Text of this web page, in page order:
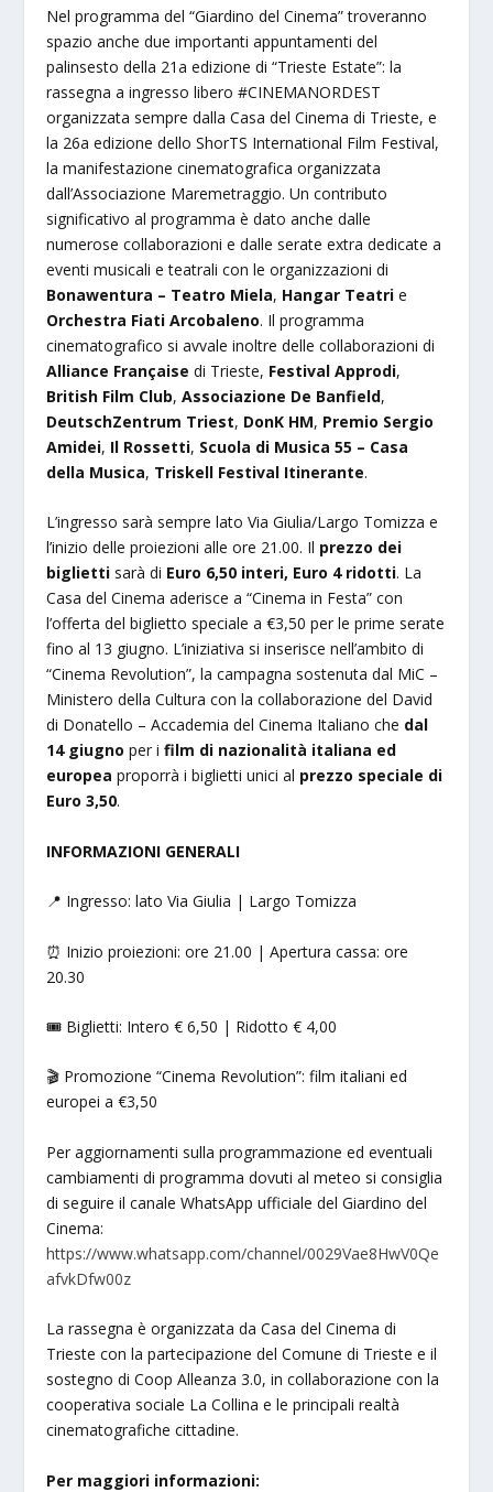
Nel programma del “Giardino del Cinema” troveranno
spazio anche due importanti appuntamenti del
palinsesto della 21a edizione di “Trieste Estate”: la
rassegna a ingresso libero #CINEMANORDEST
organizzata sempre dalla Casa del Cinema di Trieste, e
la 26a edizione dello ShorTS International Film Festival,
la manifestazione cinematografica organizzata
dall’Associazione Maremetraggio. Un contributo
significativo al programma è dato anche dalle
numerose collaborazioni e dalle serate extra dedicate a
eventi musicali e teatrali con le organizzazioni di
Bonawentura – Teatro Miela, Hangar Teatri e
Orchestra Fiati Arcobaleno. Il programma
cinematografico si avvale inoltre delle collaborazioni di
Alliance Française di Trieste, Festival Approdi,
British Film Club,Associazione De Banfield,
DeutschZentrum Triest, DonK HM, Premio Sergio
Amidei, Il Rossetti, Scuola di Musica 55 – Casa
della Musica, Triskell Festival Itinerante.
L’ingresso sarà sempre lato Via Giulia/Largo Tomizza e
l’inizio delle proiezioni alle ore 21.00. Il prezzo dei
biglietti sarà di Euro 6,50 interi, Euro 4 ridotti. La
Casa del Cinema aderisce a “Cinema in Festa” con
l’offerta del biglietto speciale a €3,50 per le prime serate
fino al 13 giugno. L’iniziativa si inserisce nell’ambito di
“Cinema Revolution”, la campagna sostenuta dal MiC –
Ministero della Cultura con la collaborazione del David
di Donatello – Accademia del Cinema Italiano che dal
14 giugnoper ifilm di nazionalità italiana ed
europea proporrà i biglietti unici al prezzo speciale di
Euro 3,50.
INFORMAZIONI GENERALI
📍 Ingresso: lato Via Giulia | Largo Tomizza
⏰ Inizio proiezioni: ore 21.00 | Apertura cassa: ore
20.30
🎟️ Biglietti: Intero € 6,50 | Ridotto € 4,00
🎬 Promozione “Cinema Revolution”: film italiani ed
europei a €3,50
Per aggiornamenti sulla programmazione ed eventuali
cambiamenti di programma dovuti al meteo si consiglia
di seguire il canale WhatsApp ufficiale del Giardino del
Cinema:
https://www.whatsapp.com/channel/0029Vae8HwV0Qe
afvkDfw00z
La rassegna è organizzata da Casa del Cinema di
Trieste con la partecipazione del Comune di Trieste e il
sostegno di Coop Alleanza 3.0, in collaborazione con la
cooperativa sociale La Collina e le principali realtà
cinematografiche cittadine.
Per maggiori informazioni: